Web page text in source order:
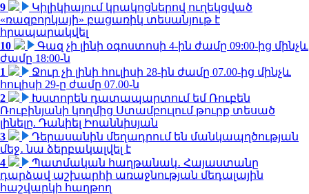
9
Կիլիկիայում կրակոցներով ուղեկցված
«ռազբորկայի» բացառիկ տեսանյութ է
հրապարակվել
10
Գազ չի լինի օգոստոսի 4-ին ժամը 09:00-ից մինչև
ժամը 18:00-ն
1
Ջուր չի լինի հուլիսի 28-ին ժամը 07.00-ից մինչև
հուլիսի 29-ը ժամը 07.00-ն
2
Խստորեն դատապարտում եմ Ռուբեն
Ռուբինյանի կողմից Ստամբուլում թուրք տեսած
լինելը. Դանիել Իոաննիսյան
3
Դերասանին մեղադրում են մանկապղծության
մեջ․ նա ձերբակալվել է
4
Պատմական հաղթանակ․ Հայաստանը
դարձավ աշխարհի առաջնության մեդալային
հաշվարկի հաղթող